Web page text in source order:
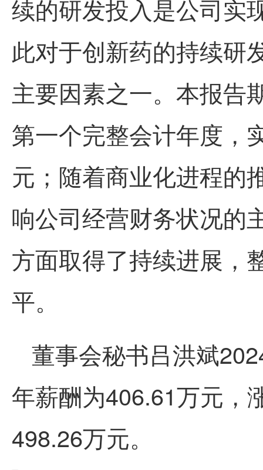
续的研发投入是公司实
此对于创新药的持续研
主要因素之一。本报告
第一个完整会计年度，
元；随着商业化进程的
响公司经营财务状况的
方面取得了持续进展，
平。
董事会秘书吕洪斌
年薪酬为406.61万元，
498.26万元。